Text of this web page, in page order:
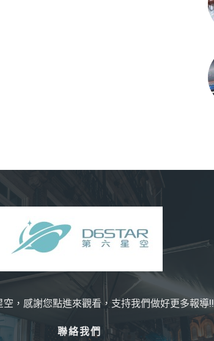
空，感謝您點進來觀看，支持我們做好更多報導!!
聯絡我們